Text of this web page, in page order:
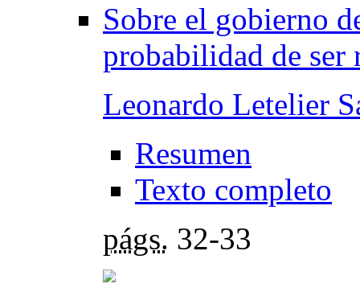
Sobre el gobierno
probabilidad de ser
Leonardo Letelier
Resumen
Texto completo
págs. 32-33